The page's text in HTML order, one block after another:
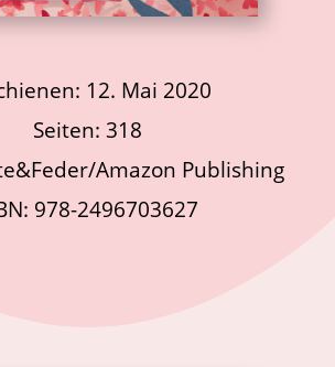
12. Mai 2020
Seiten: 318
Amazon Publishing
978-2496703627